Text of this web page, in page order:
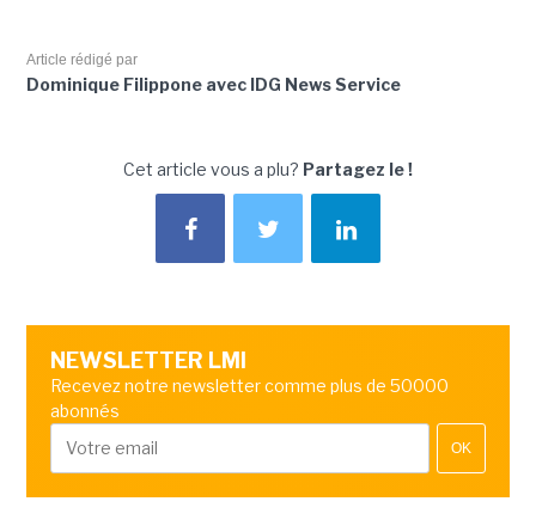
Article rédigé par
Dominique Filippone avec IDG News Service
Cet article vous a plu? Partagez le !
NEWSLETTER LMI
Recevez notre newsletter comme plus de 50000
abonnés
OK